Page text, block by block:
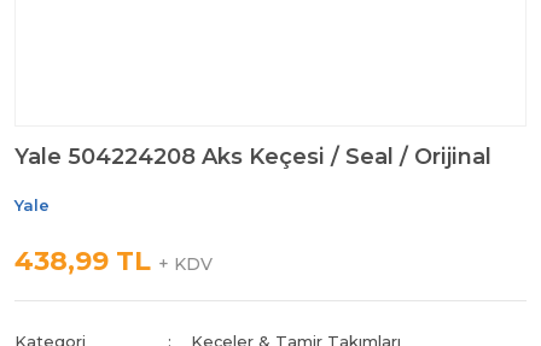
Yale 504224208 Aks Keçesi / Seal / Orijinal
Yale
438,99 TL + KDV
Kategori
Keçeler & Tamir Takımları